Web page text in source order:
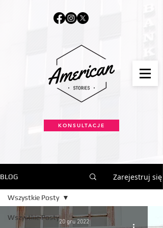
KONSULTACJE
BLOG Zarejestruj się
Wszystkie Posty
Wszystkie Posty
20 gru 2022